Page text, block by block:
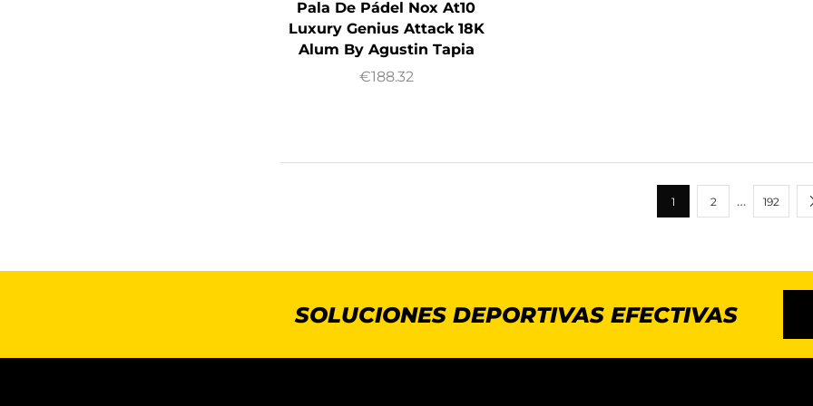
Pala De Pádel Nox At10
Luxury Genius Attack 18K
Alum By Agustin Tapia
€188.32
1 2 … 192
SOLUCIONES DEPORTIVAS EFECTIVAS